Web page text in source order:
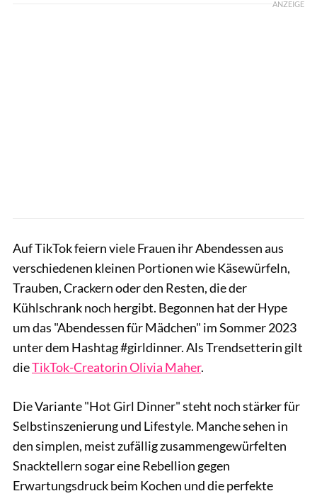
ANZEIGE
Auf TikTok feiern viele Frauen ihr Abendessen aus
verschiedenen kleinen Portionen wie Käsewürfeln,
Trauben, Crackern oder den Resten, die der
Kühlschrank noch hergibt. Begonnen hat der Hype
um das "Abendessen für Mädchen" im Sommer 2023
unter dem Hashtag #girldinner. Als Trendsetterin gilt
dieTikTok-Creatorin Olivia Maher.
Die Variante "Hot Girl Dinner" steht noch stärker für
Selbstinszenierung und Lifestyle. Manche sehen in
den simplen, meist zufällig zusammengewürfelten
Snacktellern sogar eine Rebellion gegen
Erwartungsdruck beim Kochen und die perfekte